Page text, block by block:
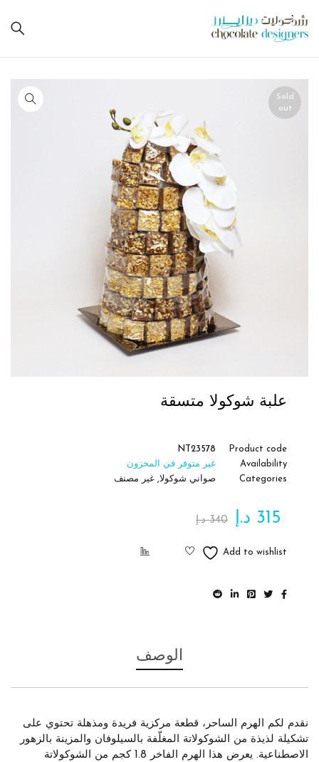
Sold
out
علبة شوكولا متسقة
Product code
NT23578
Availability
غير متوفر في المخزون
Categories
صواني شوكولا, غير مصنف
340 د.إ 315 د.إ
الوصف
نقدم لكم الهرم الساحر ، قطعة مركزية فريدة ومذهلة تحتوي على
تشكيلة لذيذة من الشوكولاتة المغلّفة بالسيلوفان والمزينة بالزهور
الاصطناعية. يعرض هذا الهرم الفاخر 1.8 كجم
من الشوكولاتة